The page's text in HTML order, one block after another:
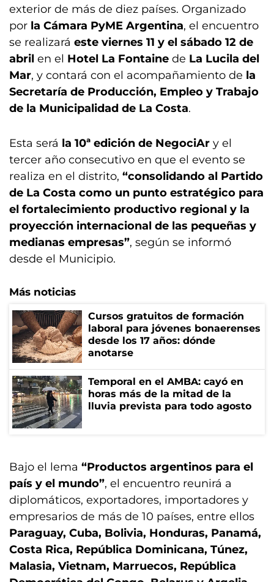
exterior de más de diez países. Organizado
por la Cámara PyME Argentina, el encuentro
se realizará este viernes 11 y el sábado 12 de
abril en el Hotel La Fontaine de La Lucila del
Mar, y contará con el acompañamiento de la
Secretaría de Producción, Empleo y Trabajo
de la Municipalidad de La Costa.
Esta será la 10ª edición de NegociAr y el
tercer año consecutivo en que el evento se
realiza en el distrito, “consolidando al Partido
de La Costa como un punto estratégico para
el fortalecimiento productivo regional y la
proyección internacional de las pequeñas y
medianas empresas”, según se informó
desde el Municipio.
Más noticias
Cursos gratuitos de formación
laboral para jóvenes bonaerenses
desde los 17 años: dónde
anotarse
Temporal en el AMBA: cayó en
horas más de la mitad de la
lluvia prevista para todo agosto
Bajo el lema “Productos argentinos para el
país y el mundo”, el encuentro reunirá a
diplomáticos, exportadores, importadores y
empresarios de más de 10 países, entre ellos
Paraguay, Cuba, Bolivia, Honduras, Panamá,
Costa Rica, República Dominicana, Túnez,
Malasia, Vietnam, Marruecos, República